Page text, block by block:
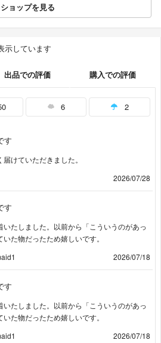
ショップを見る
示しています
出品での評価 購入での評価
6 2
す
けていただきました。
2026/07/28
す
いたしました。以前から「こういうのがあっ
た物だったため嬉しいです。
2026/07/18
す
いたしました。以前から「こういうのがあっ
た物だったため嬉しいです。
2026/07/18